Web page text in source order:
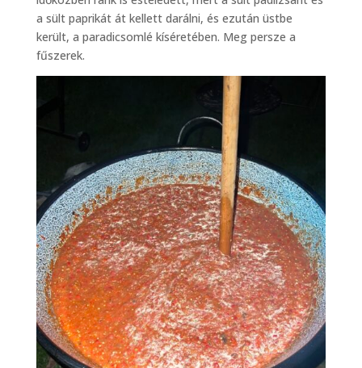
a sült paprikát át kellett darálni, és ezután üstbe
került, a paradicsomlé kíséretében. Meg persze a
fűszerek.